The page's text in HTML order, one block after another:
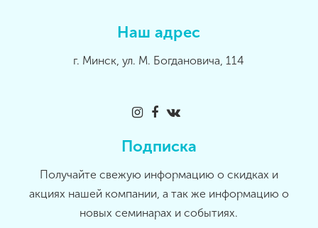
Наш адрес
г. Минск, ул. М. Богдановича, 114
Подписка
Получайте свежую информацию о скидках и
акциях нашей компании, а так же информацию о
новых семинарах и событиях.